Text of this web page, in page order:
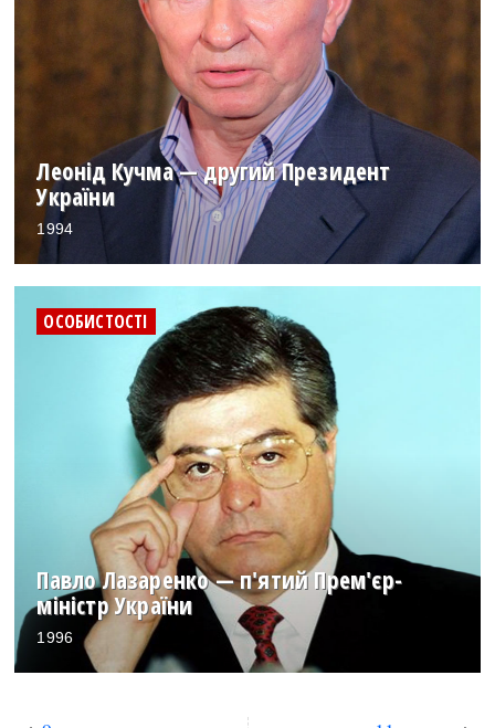
Леонід Кучма — другий Президент
України
1994
ОСОБИСТОСТІ
Павло Лазаренко — п'ятий Прем'єр-
міністр України
1996